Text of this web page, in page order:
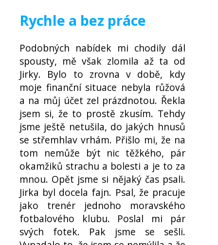
Rychle a bez práce
Podobných nabídek mi chodily dál
spousty, mě však zlomila až ta od
Jirky. Bylo to zrovna v době, kdy
moje finanční situace nebyla růžová
a na můj účet zel prázdnotou. Řekla
jsem si, že to prostě zkusím. Tehdy
jsme ještě netušila, do jakých hnusů
se střemhlav vrhám. Přišlo mi, že na
tom nemůže být nic těžkého, pár
okamžiků strachu a bolesti a je to za
mnou. Opět jsme si nějaký čas psali.
Jirka byl docela fajn. Psal, že pracuje
jako trenér jednoho moravského
fotbalového klubu. Poslal mi pár
svých fotek. Pak jsme se sešli.